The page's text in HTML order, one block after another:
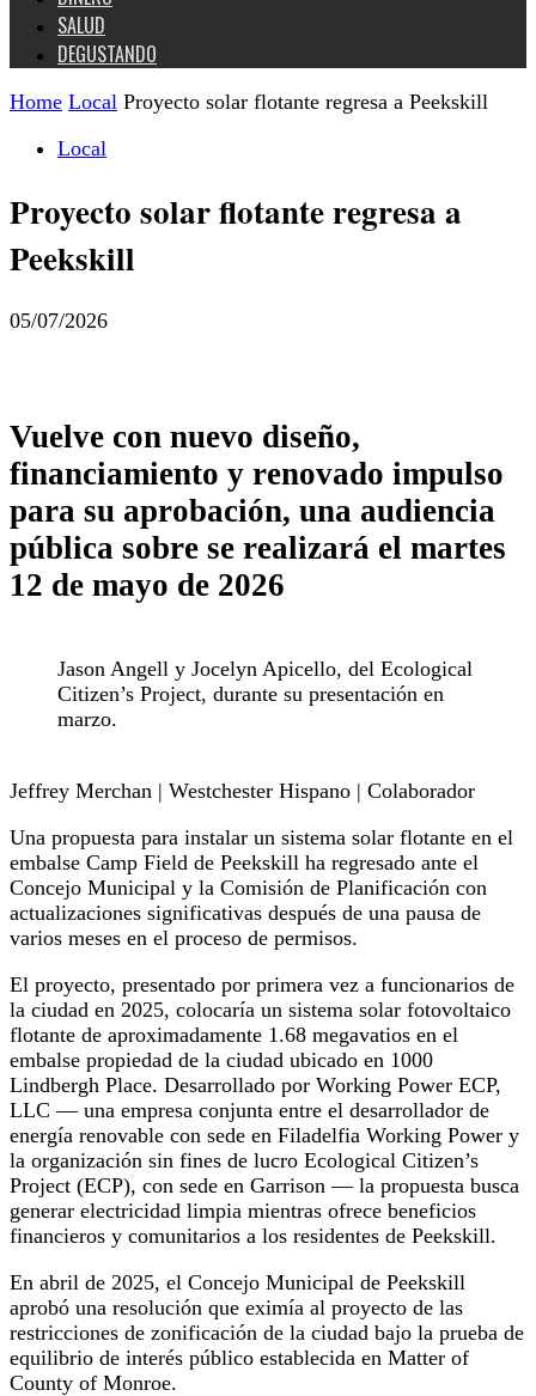
SALUD
DEGUSTANDO
Home Local Proyecto solar flotante regresa a Peekskill
Local
Proyecto solar flotante regresa a
Peekskill
05/07/2026
Vuelve con nuevo diseño,
financiamiento y renovado impulso
para su aprobación, una audiencia
pública sobre se realizará el martes
12 de mayo de 2026
Jason Angell y Jocelyn Apicello, del Ecological
Citizen’s Project, durante su presentación en
marzo.
Jeffrey Merchan | Westchester Hispano | Colaborador
Una propuesta para instalar un sistema solar flotante en el
embalse Camp Field de Peekskill ha regresado ante el
Concejo Municipal y la Comisión de Planificación con
actualizaciones significativas después de una pausa de
varios meses en el proceso de permisos.
El proyecto, presentado por primera vez a funcionarios de
la ciudad en 2025, colocaría un sistema solar fotovoltaico
flotante de aproximadamente 1.68 megavatios en el
embalse propiedad de la ciudad ubicado en 1000
Lindbergh Place. Desarrollado por Working Power ECP,
LLC — una empresa conjunta entre el desarrollador de
energía renovable con sede en Filadelfia Working Power y
la organización sin fines de lucro Ecological Citizen’s
Project (ECP), con sede en Garrison — la propuesta busca
generar electricidad limpia mientras ofrece beneficios
financieros y comunitarios a los residentes de Peekskill.
En abril de 2025, el Concejo Municipal de Peekskill
aprobó una resolución que eximía al proyecto de las
restricciones de zonificación de la ciudad bajo la prueba de
equilibrio de interés público establecida en Matter of
County of Monroe.